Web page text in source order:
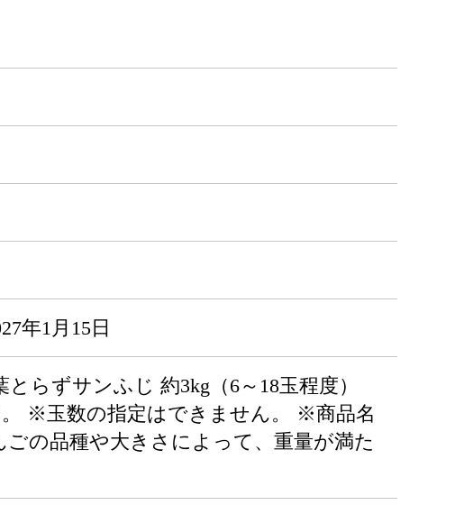
年1月15日
らずサンふじ 約3kg（6～18玉程度）
※玉数の指定はできません。 ※商品名
の品種や大きさによって、重量が満た